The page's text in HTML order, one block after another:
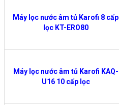
Máy lọc nước âm tủ Karofi 8 cấp
lọc KT-ERO80
Máy lọc nước âm tủ Karofi KAQ-
U16 10 cấp lọc